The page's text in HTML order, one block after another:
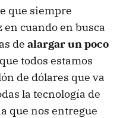
que siempre
cuando en busca
de alargar un poco
todos estamos
de dólares que va
la tecnología de
que nos entregue